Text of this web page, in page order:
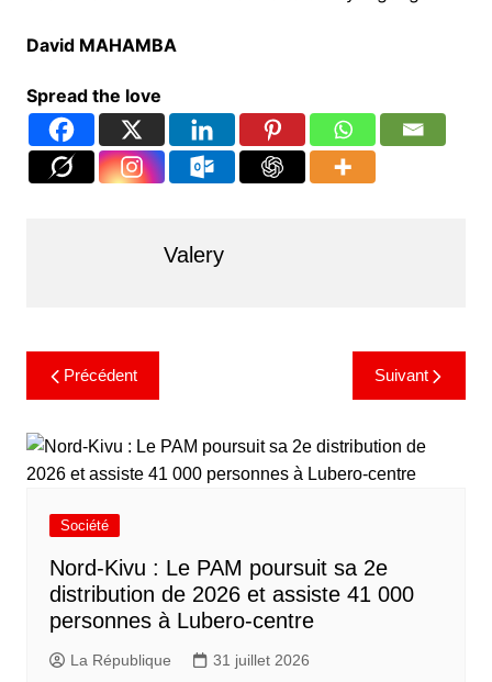
David MAHAMBA
Spread the love
Valery
Précédent Suivant
Société
Nord-Kivu : Le PAM poursuit sa 2e
distribution de 2026 et assiste 41 000
personnes à Lubero-centre
La République 31 juillet 2026